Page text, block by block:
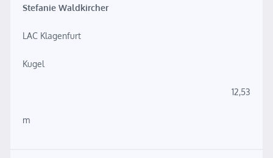
Stefanie Waldkircher
LAC Klagenfurt
Kugel
12,53
m